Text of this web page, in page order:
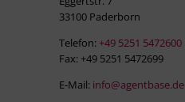
33100 Paderborn
Telefon: +49 5251 5472600
Fax: +49 5251 5472699
E-Mail: info@agentbase.de